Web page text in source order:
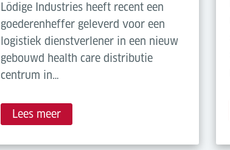
Lödige Industries heeft recent een
goederenheffer geleverd voor een
logistiek dienstverlener in een nieuw
gebouwd health care distributie
centrum in…
Lees meer